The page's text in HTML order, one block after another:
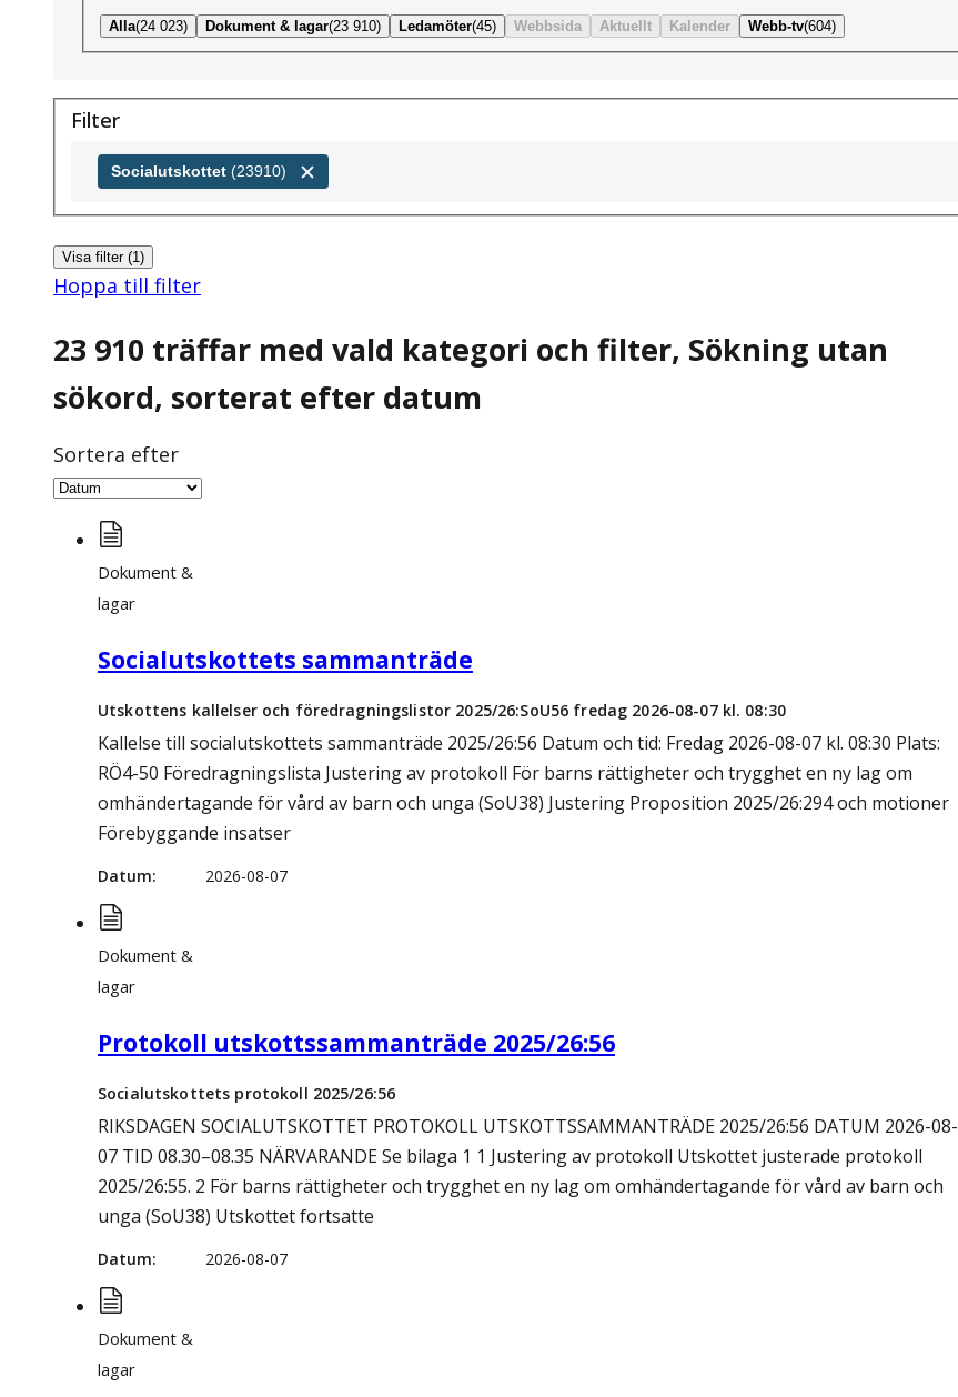
Alla(24 023) Dokument & lagar(23 910) Ledamöter(45) Webbsida Aktuellt Kalender Webb-tv(604)
Filter
Filter
Socialutskottet (23910)
Visa filter (1)
Hoppa till filter
23 910 träffar med vald kategori och filter, Sökning utan
sökord, sorterat efter datum
Sortera efter
Dokument &
lagar
Socialutskottets sammanträde
Utskottens kallelser och föredragningslistor 2025/26:SoU56 fredag 2026-08-07 kl. 08:30
Kallelse till socialutskottets sammanträde 2025/26:56 Datum och tid: Fredag 2026-08-07 kl. 08:30 Plats:
RÖ4-50 Föredragningslista Justering av protokoll För barns rättigheter och trygghet en ny lag om
omhändertagande för vård av barn och unga (SoU38) Justering Proposition 2025/26:294 och motioner
Förebyggande insatser
Datum 2026-08-07
Dokument &
lagar
Protokoll utskottssammanträde 2025/26:56
Socialutskottets protokoll 2025/26:56
RIKSDAGEN SOCIALUTSKOTTET PROTOKOLL UTSKOTTSSAMMANTRÄDE 2025/26:56 DATUM 2026-08-
07 TID 08.30–08.35 NÄRVARANDE Se bilaga 1 1 Justering av protokoll Utskottet justerade protokoll
2025/26:55. 2 För barns rättigheter och trygghet en ny lag om omhändertagande för vård av barn och
unga (SoU38) Utskottet fortsatte
Datum 2026-08-07
Dokument &
lagar